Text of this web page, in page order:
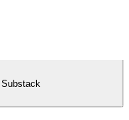
Substack